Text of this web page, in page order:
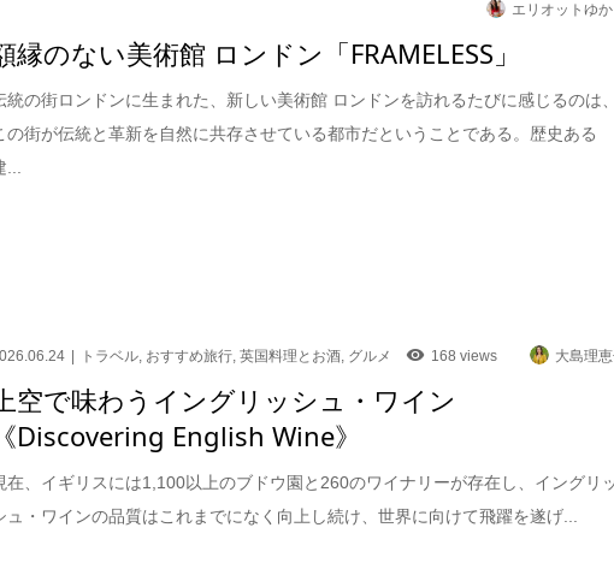
エリオットゆか
縁のない美術館 ロンドン「FRAMELESS」
統の街ロンドンに生まれた、新しい美術館 ロンドンを訪れるたびに感じるのは、
の街が伝統と革新を自然に共存させている都市だということである。歴史ある
トラベル, おすすめ旅行,英国料理とお酒, グルメ 168 views 大島理
上空で味わうイングリッシュ・ワイン
《Discovering English Wine》
在、イギリスには1,100以上のブドウ園と260のワイナリーが存在し、イングリ
ュ・ワインの品質はこれまでになく向上し続け、世界に向けて飛躍を遂げ...